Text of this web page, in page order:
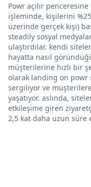
Powr açılır
işleminde, kişilerini
üzerinde gerçek kişi)
steadily sosyal
ulaştırdılar. kendi
hayatta nasıl
müşterilerine hızlı bir
olarak landing on
sergiliyor ve
yaşatıyor. aslında,
etkileşime giren
2,5 kat daha uzun süre